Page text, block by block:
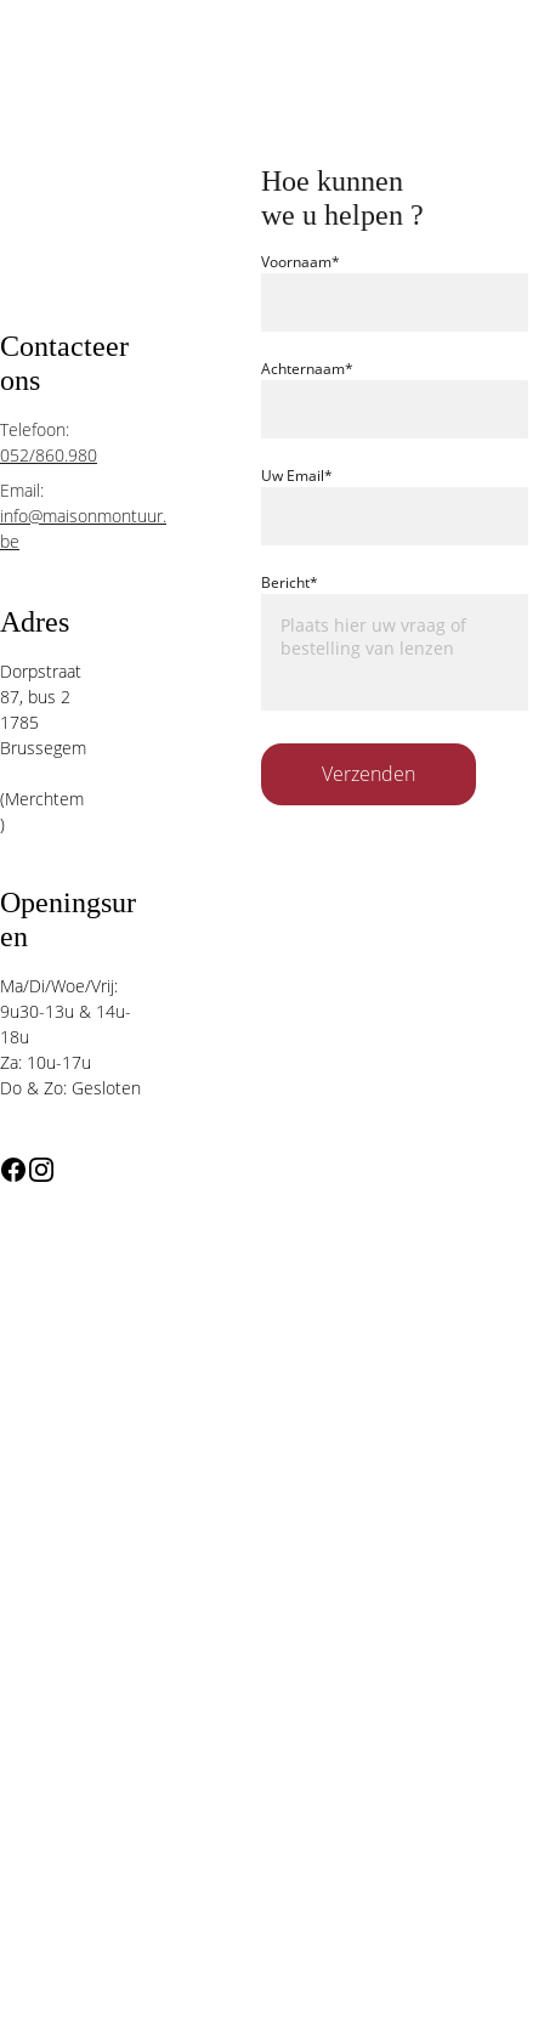
Adres
Dorpstraat
87, bus 2
1785
Brussegem
(Merchtem
)
Contacteer
ons
Telefoon:
052/860.980
Email:
info@maisonmontuur.
be
Voornaam*
Achternaam*
Uw Email*
Bericht*
Verzenden
Openingsur
en
Ma/Di/Woe/Vrij:
9u30-13u & 14u-
18u
Za: 10u-17u
Do & Zo: Gesloten
Hoe kunnen
we u helpen ?